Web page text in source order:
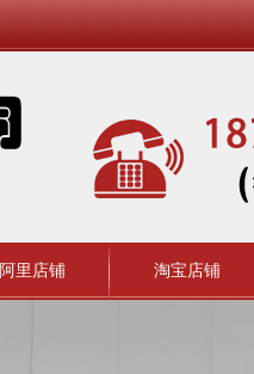
阿里店铺 淘宝店铺